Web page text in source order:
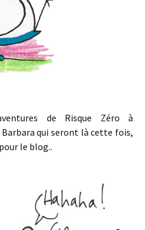
de Risque Zéro à
qui seront là cette fois,
le blog..